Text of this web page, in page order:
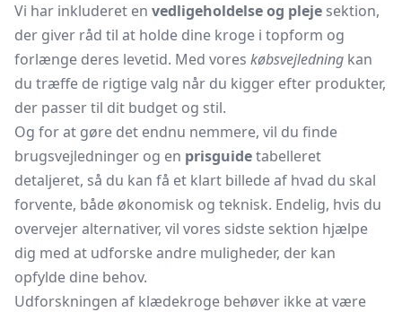
Vi har inkluderet en vedligeholdelse og pleje sektion,
der giver råd til at holde dine kroge i topform og
forlænge deres levetid. Med vores købsvejledning kan
du træffe de rigtige valg når du kigger efter produkter,
der passer til dit budget og stil.
Og for at gøre det endnu nemmere, vil du finde
brugsvejledninger og en prisguidetabelleret
detaljeret, så du kan få et klart billede af hvad du skal
forvente, både økonomisk og teknisk. Endelig, hvis du
overvejer alternativer, vil vores sidste sektion hjælpe
dig med at udforske andre muligheder, der kan
opfylde dine behov.
Udforskningen af klædekroge behøver ikke at være